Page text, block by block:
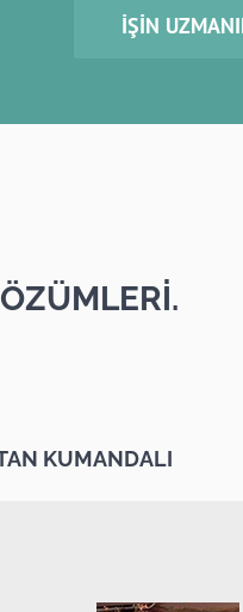
İŞIN
KUMANDALI